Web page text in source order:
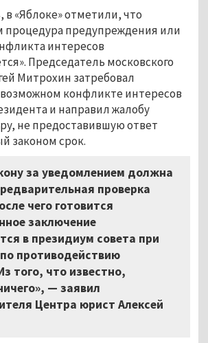
в «Яблоке» отметили, что
процедура предупреждения или
интересов
Председатель московского
Митрохин затребовал
конфликте интересов
и направил жалобу
не предоставившую ответ
законом срок.
за уведомлением должна
проверка
чего готовится
заключение
в президиум совета при
противодействию
того, что известно,
— заявил
Центра юрист Алексей